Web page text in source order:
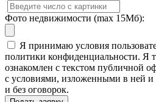
Фото недвижимости (max 15Мб):
Я принимаю условия
политики конфиденциальности. Я
ознакомлен с текстом публичной
с условиями, изложенными в ней
и без оговорок.